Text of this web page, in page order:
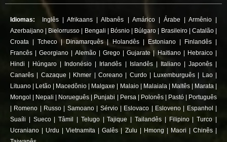
Idiomas: Inglês |Afrikaans |Albanês Amárico| Árabe Armênio|
Azerbaijano
Bielorrusso Bengali Bósnio| Búlgaro Brasileiro| Catalão|
Croata |Tcheco | Dinamarquês| Holandês| Estoniano| Finlandês|
Francês |Georgiano Alemão| Grego|Gujarate | Haitiano| Hebraico|
Hindi
Húngaro Indonésio Irlandês Islandês| Italiano| Japonês|
Canarês
Cazaque| Khmer Coreano| Curdo| Luxemburguês Lao|
Lituano
Letão Macedônio Malgaxe Malaio| Malaiala| Maltês| Marata|
Mongol
Nepali Norueguês Punjabi Persa| Polonês| Pastó|
Português
Romeno Russo Samoano| Sérvio| Eslovaco Esloveno| Espanhol
Suaíli
Sueco|Tâmil Telugo|Tajique |Tailandês Filipino|Turco
Ucraniano
Urdu |Vietnamita |Galês Zulu Hmong Maori Chinês|